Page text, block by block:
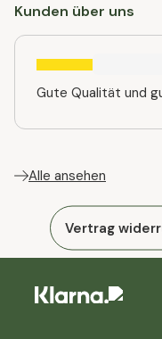
Kunden über uns
Gute Qualität und
Alle ansehen
Vertrag